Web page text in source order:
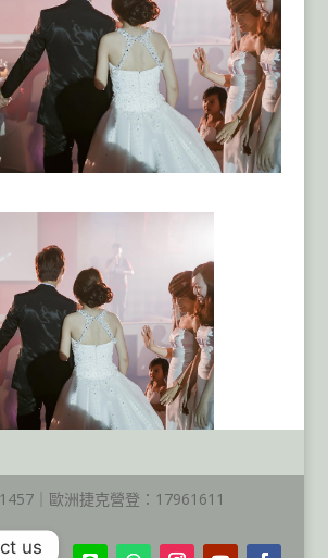
｜歐洲捷克營登：17961611
us